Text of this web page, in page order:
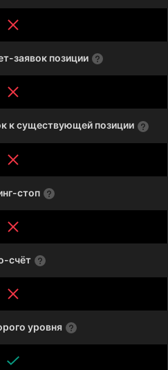
заявок позиции
к существующей позиции
стоп
счёт
уровня